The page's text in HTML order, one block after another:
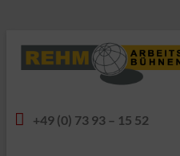
+49 (0) 73 93 – 15 52